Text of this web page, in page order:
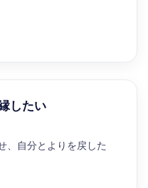
したい
、自分とよりを戻した